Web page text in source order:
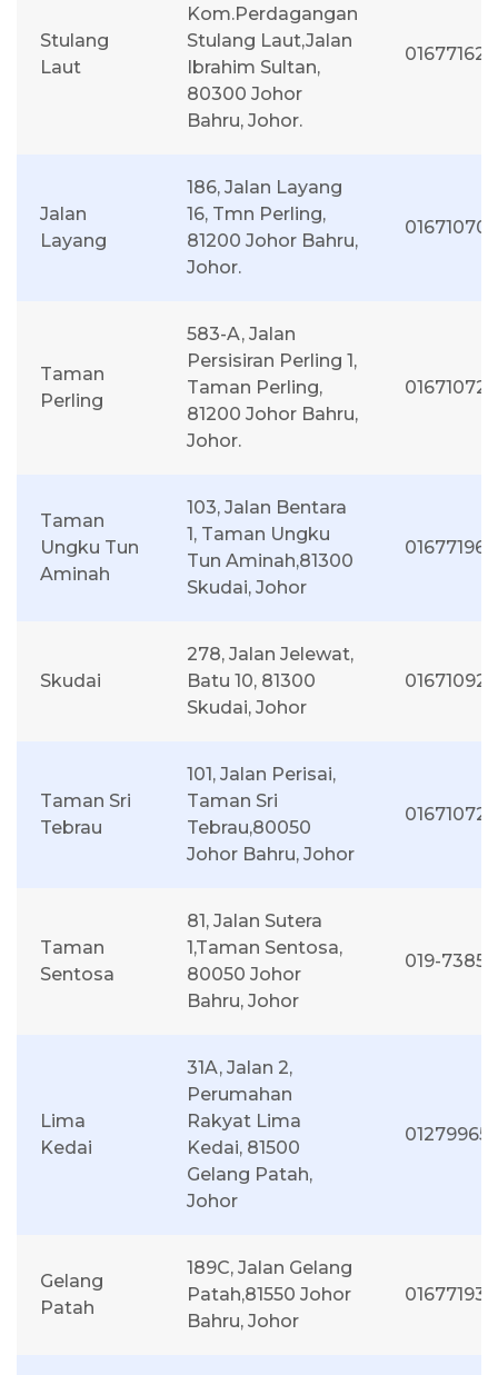
Stulang
Laut
Kom.Perdagangan
Stulang Laut,Jalan
Ibrahim Sultan,
80300 Johor
Bahru, Johor.
Jalan
Layang
186, Jalan Layang
16, Tmn Perling,
81200 Johor Bahru,
Johor.
Taman
Perling
583-A, Jalan
Persisiran Perling 1,
Taman Perling,
81200 Johor Bahru,
Johor.
Taman
Ungku Tun
Aminah
103, Jalan Bentara
1, Taman Ungku
Tun Aminah,81300
Skudai, Johor
Skudai
278, Jalan Jelewat,
Batu 10, 81300
Skudai, Johor
Taman Sri
Tebrau
101, Jalan Perisai,
Taman Sri
Tebrau,80050
Johor Bahru, Johor
Taman
Sentosa
81, Jalan Sutera
1,Taman Sentosa,
80050 Johor
Bahru, Johor
019-
Lima
Kedai
31A, Jalan 2,
Perumahan
Rakyat Lima
Kedai, 81500
Gelang Patah,
Johor
Gelang
Patah
189C, Jalan Gelang
Patah,81550 Johor
Bahru, Johor